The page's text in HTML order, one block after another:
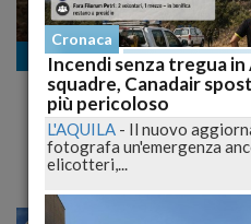
Cronaca
Galletti, anche in
Disastro di Bussi
Cronaca
Incendi senza tregua
squadre, Canadair
più pericoloso
L'AQUILA - Il nuovo
fotografa un'emergenza
elicotteri,...